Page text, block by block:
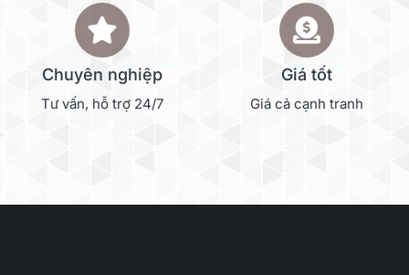
Chuyên nghiệp
Tư vấn, hỗ trợ 24/7
Giá tốt
Giá cả cạnh tranh